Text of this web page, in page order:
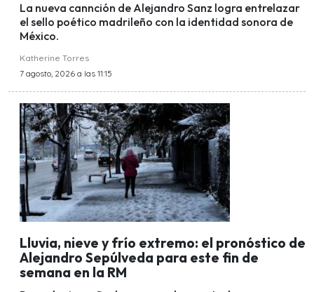
La nueva cannción de Alejandro Sanz logra entrelazar
el sello poético madrileño con la identidad sonora de
México.
Katherine Torres
7 agosto, 2026 a las 11:15
Lluvia, nieve y frío extremo: el pronóstico de
Alejandro Sepúlveda para este fin de
semana en la RM